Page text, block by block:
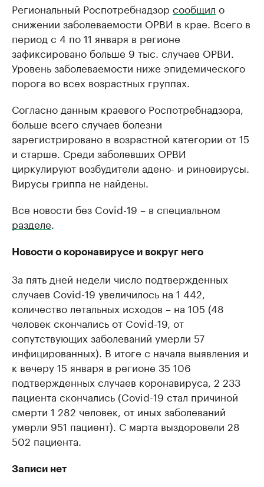
Региональный Роспотребнадзор сообщил о
снижении заболеваемости ОРВИ в крае. Всего в
период с 4 по 11 января в регионе
зафиксировано больше 9 тыс. случаев ОРВИ.
Уровень заболеваемости ниже эпидемического
порога во всех возрастных группах.
Согласно данным краевого Роспотребнадзора,
больше всего случаев болезни
зарегистрировано в возрастной категории от 15
и старше. Среди заболевших ОРВИ
циркулируют возбудители адено- и риновирусы.
Вирусы гриппа не найдены.
Все новости без Covid-19 – в специальном
разделе
Новости о коронавирусе и вокруг него
За пять дней недели число подтвержденных
случаев Covid-19 увеличилось на 1 442,
количество летальных исходов – на 105 (48
человек скончались от Covid-19, от
сопутствующих заболеваний умерли 57
инфицированных). В итоге с начала выявления и
к вечеру 15 января в регионе 35 106
подтвержденных случаев коронавируса, 2 233
пациента скончались (Covid-19 стал причиной
смерти 1 282 человек, от иных заболеваний
умерли 951 пациент). С марта выздоровели 28
502 пациента.
Записи нет